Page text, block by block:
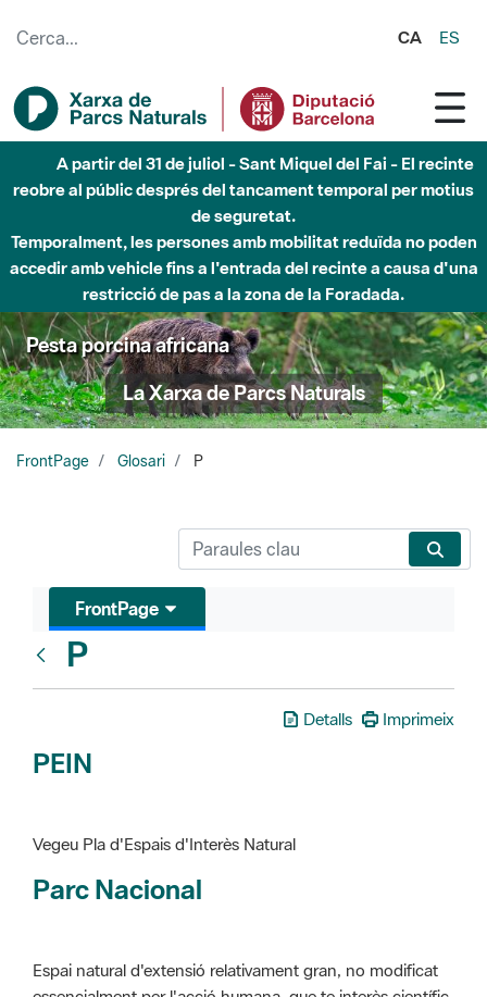
CA ES
Fins al desembre de 2026 - Parc Fluvial Besòs -
Afectacions a la llera del Parc Fluvial del Besòs degut a
obres de construcció d'una passera sobre el riu
Pesta porcina africana
La Xarxa de Parcs Naturals
FrontPage Glosari P
Glosari
P
PEIN
Vegeu Pla d'Espais d'Interès Natural
Espai natural d'extensió relativament gran, no modificat
preservar-los de totes les intervencions que poden